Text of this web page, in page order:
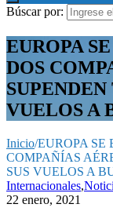
Búscar por:
EUROPA
DOS
VUELOS A
Inicio/EUROPA SE
COMPAÑÍAS
SUS VUELOS A
Internacionales,
22 enero, 2021